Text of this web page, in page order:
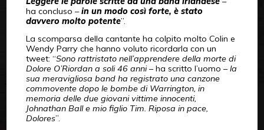
ha concluso –in un modo così forte, è stato
davvero molto potente”.
La scomparsa della cantante ha colpito molto Colin e
Wendy Parry che hanno voluto ricordarla con un
tweet: “Sono rattristato nell’apprendere della morte di
Dolore O’Riordan a soli 46 anni– ha scritto l’uomo –la
sua meravigliosa band ha registrato una canzone
commovente dopo le bombe di Warrington, in
memoria delle due giovani vittime innocenti,
Johnathan Ball e mio figlio Tim. Riposa in pace,
Dolores”.